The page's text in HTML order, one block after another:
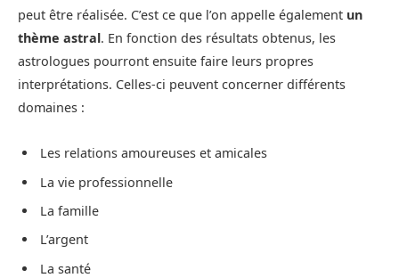
peut être réalisée. C’est ce que l’on appelle également un
thème astral. En fonction des résultats obtenus, les
astrologues pourront ensuite faire leurs propres
interprétations. Celles-ci peuvent concerner différents
domaines :
Les relations amoureuses et amicales
La vie professionnelle
La famille
L’argent
La santé